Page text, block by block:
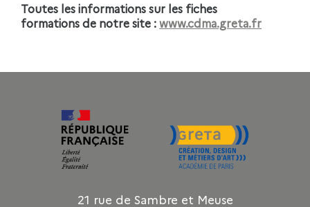
Toutes les informations sur les fiches
formations de notre site :www.cdma.greta.fr
21 rue de Sambre et Meuse